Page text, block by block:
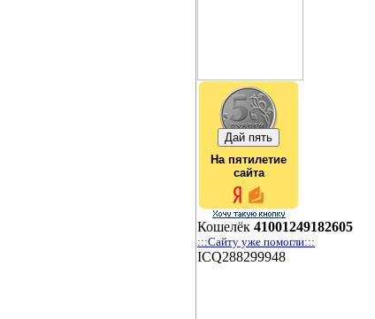
На пятилетие
сайта
Кошелёк 41001249182605
:::Сайту уже помогли:::
ICQ288299948